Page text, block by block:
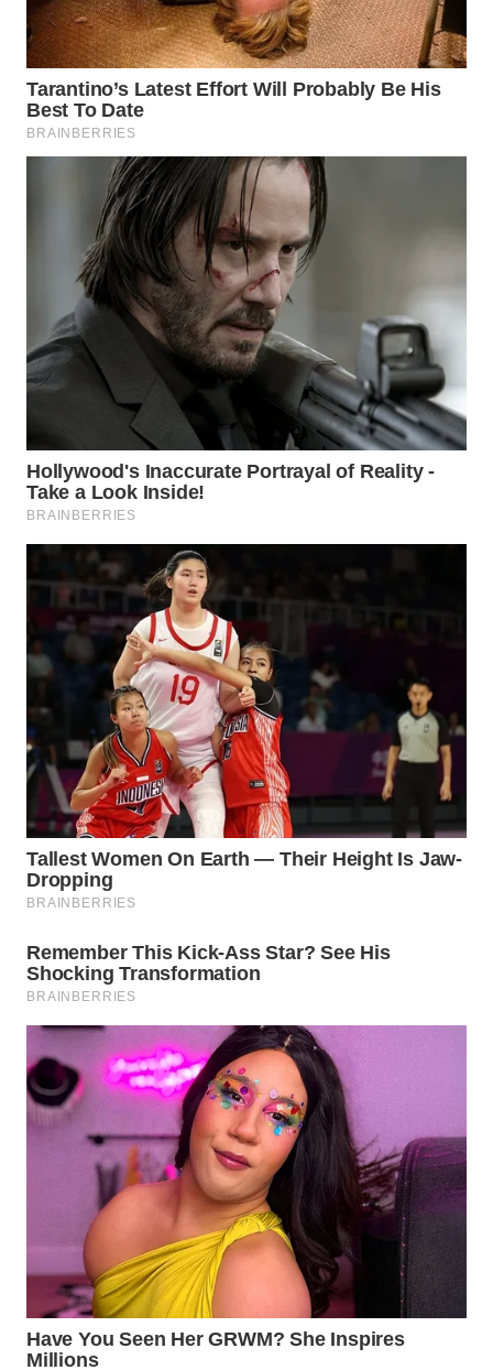
WN
TAPANULI
UTARA
WN
SAMOSIR
LAWAS
WN
SUMEDANG
WN
KEPULAUAN
SERIBU
TANGERANG
WN
BINJAI
CIREBON
WN
INDRAMAYU
WN
WN
MAJALENGKA
WN
SUBANG
WN
SUKABUMI
WN
PURWAKARTA
WN
TIMUR